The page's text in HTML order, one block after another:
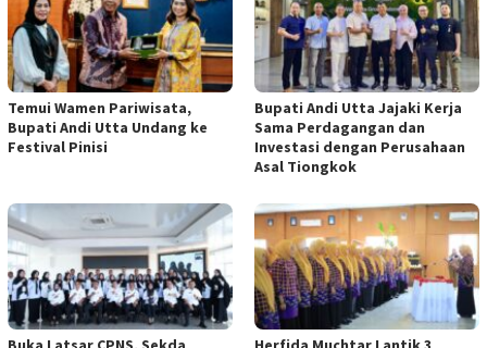
Temui Wamen Pariwisata,
Bupati Andi Utta Undang ke
Festival Pinisi
Bupati Andi Utta Jajaki Kerja
Sama Perdagangan dan
Investasi dengan Perusahaan
Asal Tiongkok